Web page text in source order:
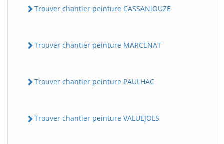
Trouver chantier peinture CASSANiOUZE
Trouver chantier peinture MARCENAT
Trouver chantier peinture PAULHAC
Trouver chantier peinture VALUEJOLS